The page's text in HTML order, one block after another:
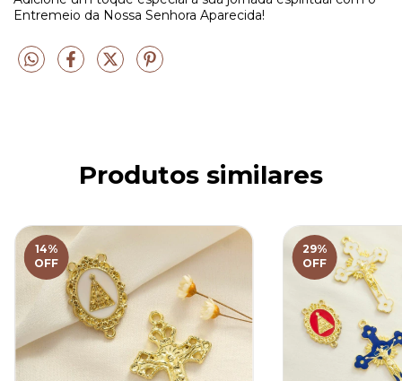
Entremeio da Nossa Senhora Aparecida!
Produtos similares
14%
OFF
29%
OFF